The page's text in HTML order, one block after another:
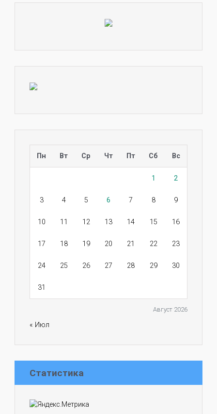
Август 2026
Пн Вт Ср Чт Пт Сб Вс
1 2
3 4 5 6 7 8 9
10 11 12 13 14 15 16
17 18 19 20 21 22 23
24 25 26 27 28 29 30
31
« Июл
Статистика